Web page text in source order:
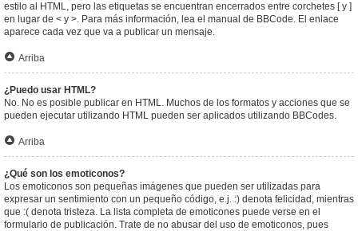
estilo al HTML, pero las etiquetas se encuentran encerrados entre corchetes [ y ]
en lugar de < y >. Para más información, lea el manual de BBCode. El enlace
aparece cada vez que va a publicar un mensaje.
Arriba
¿Puedo usar HTML?
No. No es posible publicar en HTML. Muchos de los formatos y acciones que se
pueden ejecutar utilizando HTML pueden ser aplicados utilizando BBCodes.
Arriba
¿Qué son los emoticonos?
Los emoticonos son pequeñas imágenes que pueden ser utilizadas para
expresar un sentimiento con un pequeño código, e.j. :) denota felicidad, mientras
que :( denota tristeza. La lista completa de emoticones puede verse en el
formulario de publicación. Trate de no abusar del uso de emoticonos, pues